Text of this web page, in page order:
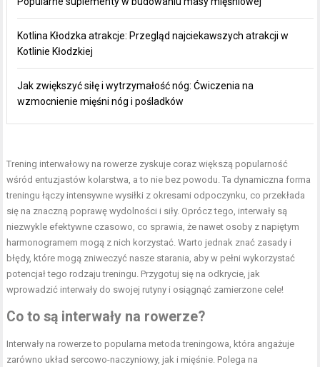
Kotlina Kłodzka atrakcje: Przegląd najciekawszych atrakcji w
Kotlinie Kłodzkiej
Jak zwiększyć siłę i wytrzymałość nóg: Ćwiczenia na
wzmocnienie mięśni nóg i pośladków
Trening interwałowy na rowerze zyskuje coraz większą popularność
wśród entuzjastów kolarstwa, a to nie bez powodu. Ta dynamiczna forma
treningu łączy intensywne wysiłki z okresami odpoczynku, co przekłada
się na znaczną poprawę wydolności i siły. Oprócz tego, interwały są
niezwykle efektywne czasowo, co sprawia, że nawet osoby z napiętym
harmonogramem mogą z nich korzystać. Warto jednak znać zasady i
błędy, które mogą zniweczyć nasze starania, aby w pełni wykorzystać
potencjał tego rodzaju treningu. Przygotuj się na odkrycie, jak
wprowadzić interwały do swojej rutyny i osiągnąć zamierzone cele!
Co to są interwały na rowerze?
Interwały na rowerze to popularna metoda treningowa, która angażuje
zarówno układ sercowo-naczyniowy, jak i mięśnie. Polega na